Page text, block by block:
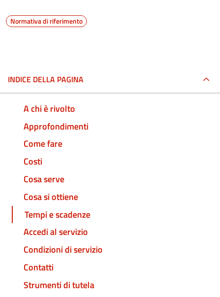
Normativa di riferimento
INDICE DELLA PAGINA
A chi è rivolto
Approfondimenti
Come fare
Costi
Cosa serve
Cosa si ottiene
Tempi e scadenze
Accedi al servizio
Condizioni di servizio
Contatti
Strumenti di tutela